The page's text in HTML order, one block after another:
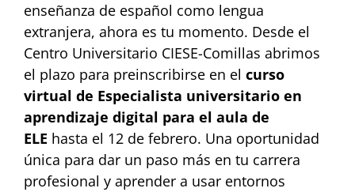
enseñanza de español como lengua
extranjera, ahora es tu momento. Desde el
Centro Universitario CIESE-Comillas abrimos
el plazo para preinscribirse en el curso
virtual de Especialista universitario en
aprendizaje digital para el aula de
ELE hasta el 12 de febrero. Una oportunidad
única para dar un paso más en tu carrera
profesional y aprender a usar entornos